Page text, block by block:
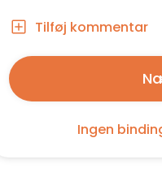
Tilføj kommentar
Ingen